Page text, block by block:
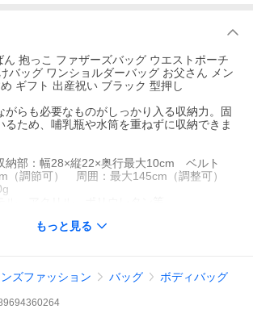
抱っこ ファザーズバッグ ウエストポーチ
バッグ ワンショルダーバッグ お父さん メン
ギフト 出産祝い ブラック 型押し
がらも必要なものがしっかり入る収納力。固
るため、哺乳瓶や水筒を重ねずに収納できま
納部：幅28×縦22×奥行最大10cm ベルト
（調節可） 周囲：最大145cm（調整可）
×2 フック×1 固定収納バンド付き ショル
本 製造：中国（指定工場）
。抱っこ補助としてご使用の際は、お子様
ず手でしっかりと支えながら、体重を少し
もっと見る
ンズファッション バッグ ボディバッグ